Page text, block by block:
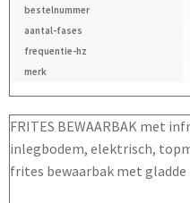
bestelnummer
aantal-fases
frequentie-hz
merk
FRITES BEWAARBAK met
inlegbodem, elektrisch,
frites bewaarbak met